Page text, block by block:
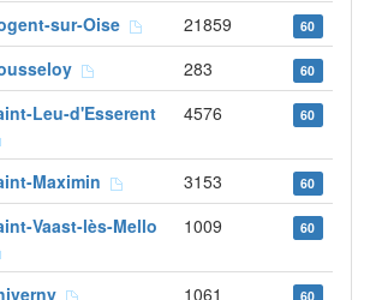
sur-Oise 21859 60
283 60
Leu-d'Esserent 4576 60
Maximin 3153 60
Vaast-lès-Mello 1009 60
1061 60